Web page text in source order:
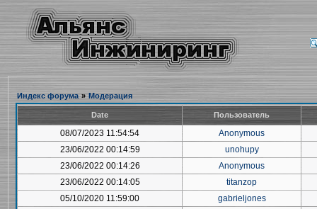
Индекс форума » Модерация
Date Пользователь
08/07/2023 11:54:54
Anonymous
23/06/2022 00:14:59
unohupy
23/06/2022 00:14:26
Anonymous
23/06/2022 00:14:05
titanzop
05/10/2020 11:59:00
gabrieljones